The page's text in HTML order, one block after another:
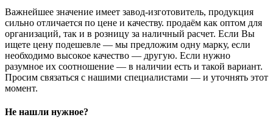
Важнейшее значение имеет завод-изготовитель, продукция
сильно отличается по цене и качеству. продаём как оптом для
организаций, так и в розницу за наличный расчет. Если Вы
ищете цену подешевле — мы предложим одну марку, если
необходимо высокое качество — другую. Если нужно
разумное их соотношение — в наличии есть и такой вариант.
Просим связаться с нашими специалистами — и уточнять этот
момент.
Не нашли нужное?